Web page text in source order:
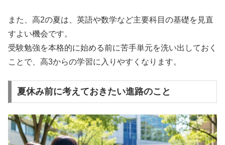
また、高2の夏は、英語や数学など主要科目の基礎を見直
すよい機会です。
受験勉強を本格的に始める前に苦手単元を洗い出しておく
ことで、高3からの学習に入りやすくなります。
夏休み前に考えておきたい進路のこと